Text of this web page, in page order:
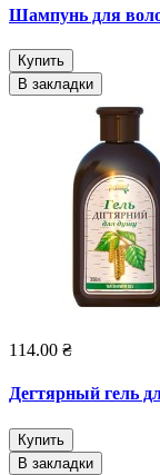
Шампунь для
Купить
В закладки
114.00 ₴
Дегтярный гель
Купить
В закладки